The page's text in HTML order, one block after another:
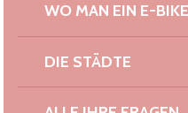
WO MAN EIN E-
DIE STÄDTE